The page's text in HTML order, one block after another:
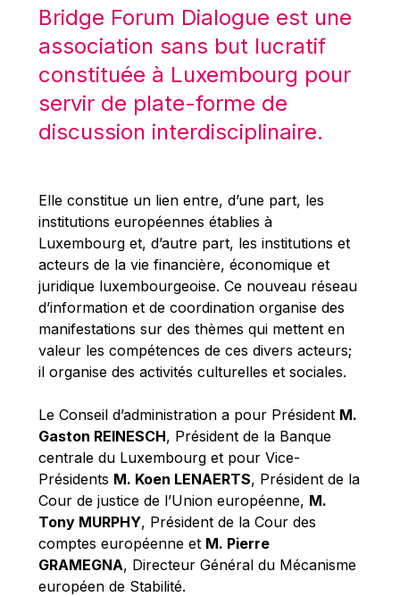
Mario Centeno
Mario Monti
Maroš ŠEFČOVIČ
Martin Bailey
Martine Reicherts
Michael Sohlman
Michel Goedert
Mireille Delmas-Marty
Nobuo Tanaka
Otmar Issing
Paolo Mengozzi
Paschal Donohoe
Pat Cox
Patrizia Nanz
Philippe Maystadt
Pierre Gramegna
Richard Pelly
Robert Goebbels
Robert REYNDERS
Bridge Forum Dialogue est une
association sans but lucratif
constituée à Luxembourg pour
servir de plate-forme de
discussion interdisciplinaire.
Elle constitue un lien entre, d’une part, les
institutions européennes établies à
Luxembourg et, d’autre part, les institutions et
acteurs de la vie financière, économique et
juridique luxembourgeoise. Ce nouveau réseau
d’information et de coordination organise des
manifestations sur des thèmes qui mettent en
valeur les compétences de ces divers acteurs;
il organise des activités culturelles et sociales.
Le Conseil d’administration a pour Président M.
Gaston REINESCH, Président de la Banque
centrale du Luxembourg et pour Vice-
Présidents M. Koen LENAERTS, Président de la
Cour de justice de l’Union européenne, M.
Tony MURPHY, Président de la Cour des
comptes européenne et M. Pierre
GRAMEGNA, Directeur Général du Mécanisme
européen de Stabilité.